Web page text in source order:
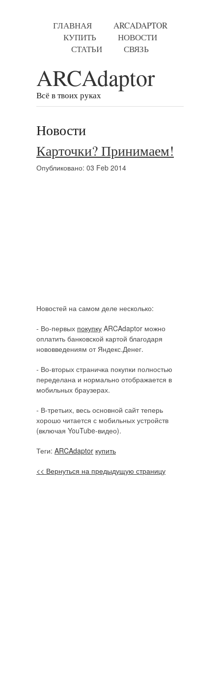
ГЛАВНАЯ
ARCADAPTOR
КУПИТЬ
НОВОСТИ
СТАТЬИ
СВЯЗЬ
ARCAdaptor
Всё в твоих руках
Новости
Карточки? Принимаем!
Опубликовано: 03 Feb 2014
Новостей на самом деле несколько:
- Во-первых покупку ARCAdaptor можно
оплатить банковской картой благодаря
нововведениям от Яндекс.Денег.
- Во-вторых страничка покупки полностью
переделана и нормально отображается в
мобильных браузерах.
- В-третьих, весь основной сайт теперь
хорошо читается с мобильных устройств
(включая YouTube-видео).
Теги: ARCAdaptor купить
<< Вернуться на предыдущую страницу